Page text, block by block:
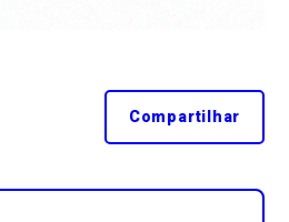
Compartilhar